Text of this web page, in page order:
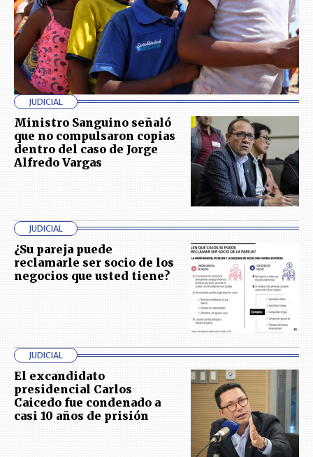
JUDICIAL
Ministro Sanguino señaló
que no compulsaron copias
dentro del caso de Jorge
Alfredo Vargas
JUDICIAL
¿Su pareja puede
reclamarle ser socio de los
negocios que usted tiene?
JUDICIAL
El excandidato
presidencial Carlos
Caicedo fue condenado a
casi 10 años de prisión